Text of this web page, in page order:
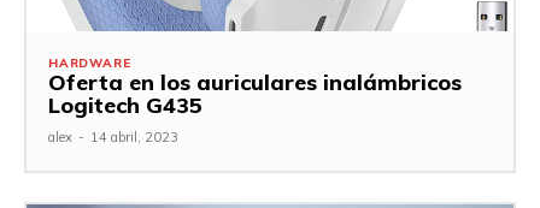
HARDWARE
Oferta en los auriculares inalámbricos
Logitech G435
alex - 14 abril, 2023